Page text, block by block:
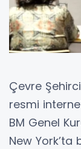
Çevre
resmi
BM Genel
New York’ta